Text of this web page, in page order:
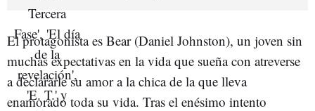
El protagonista es Bear (Daniel Johnston), un joven sin
muchas expectativas en la vida que sueña con atreverse
a declararle su amor a la chica de la que lleva
enamorado toda su vida. Tras el enésimo intento